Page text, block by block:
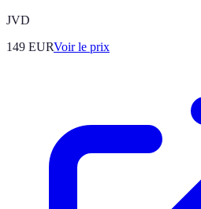
JVD
149 EURVoir le prix